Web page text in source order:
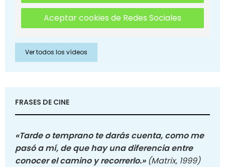
Aceptar cookies de Redes Sociales
Ver todos los vídeos
FRASES DE CINE
«Tarde o temprano te darás cuenta, como me
pasó a mí, de que hay una diferencia entre
conocer el camino y recorrerlo.» (Matrix, 1999)